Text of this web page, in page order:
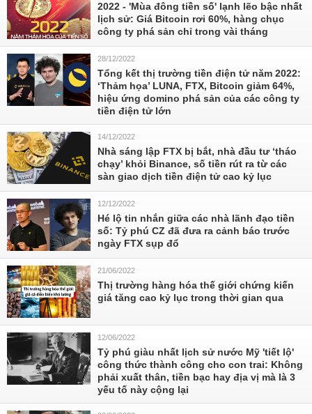
2022 - 'Mùa đông tiền số' lạnh lẽo bậc nhất
lịch sử: Giá Bitcoin rơi 60%, hàng chục
công ty phá sản chỉ trong vài tháng
28/12/2022
Tổng kết thị trường tiền điện tử năm 2022:
‘Thảm họa’ LUNA, FTX, Bitcoin giảm 64%,
hiệu ứng domino phá sản của các công ty
tiền điện tử lớn
14/12/2022
Nhà sáng lập FTX bị bắt, nhà đầu tư ‘tháo
chạy’ khỏi Binance, số tiền rút ra từ các
sàn giao dịch tiền điện tử cao kỷ lục
12/12/2022
Hé lộ tin nhắn giữa các nhà lãnh đạo tiền
số: Tỷ phú CZ đã đưa ra cảnh báo trước
ngày FTX sụp đổ
21/06/2022
Thị trường hàng hóa thế giới chứng kiến
giá tăng cao kỷ lục trong thời gian qua
12/06/2022
Tỷ phú giàu nhất lịch sử nước Mỹ 'tiết lộ'
công thức thành công cho con trai: Không
phải xuất thân, tiền bạc hay địa vị mà là 3
yếu tố này cộng lại